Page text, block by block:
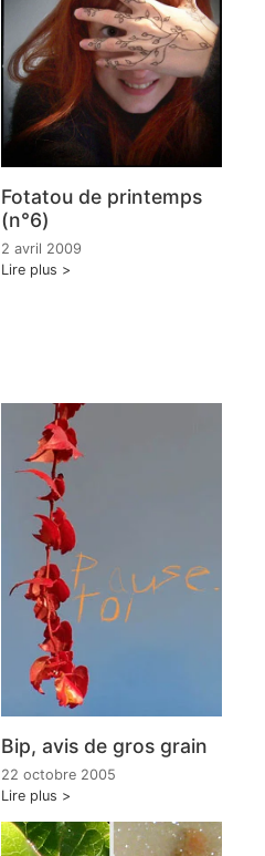
Fotatou de printemps
(n°6)
2 avril 2009
Lire plus
Bip, avis de gros grain
22 octobre 2005
Lire plus